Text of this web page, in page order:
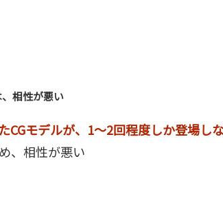
相性が悪い
CGモデルが、1～2回程度しか登場しな
、相性が悪い